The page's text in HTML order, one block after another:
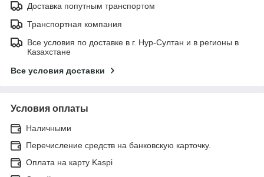
Доставка попутным транспортом
Транспортная компания
Все условия по доставке в г. Нур-Султан и в регионы в
Казахстане
Все условия доставки
Условия оплаты
Наличными
Перечисление средств на банковскую карточку.
Оплата на карту Kaspi